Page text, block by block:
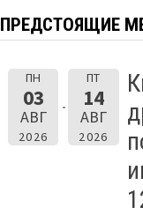
ПРЕДСТОЯЩИЕ
ПН
03
АВГ
2026
ПТ
14
АВГ
2026